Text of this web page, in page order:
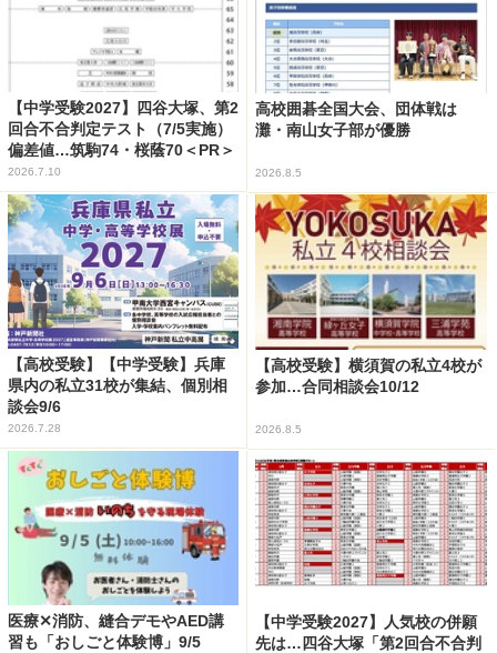
【中学受験2027】四谷大塚、第2
回合不合判定テスト（7/5実施）
偏差値…筑駒74・桜蔭70＜PR＞
2026.7.10
高校囲碁全国大会、団体戦は
灘・南山女子部が優勝
2026.8.5
【高校受験】【中学受験】兵庫
県内の私立31校が集結、個別相
談会9/6
2026.7.28
【高校受験】横須賀の私立4校が
参加…合同相談会10/12
2026.8.5
医療✕消防、縫合デモやAED講
習も「おしごと体験博」9/5
【中学受験2027】人気校の併願
先は…四谷大塚「第2回合不合判